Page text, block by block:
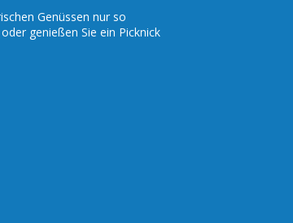
Genüssen nur so
genießen Sie ein Picknick